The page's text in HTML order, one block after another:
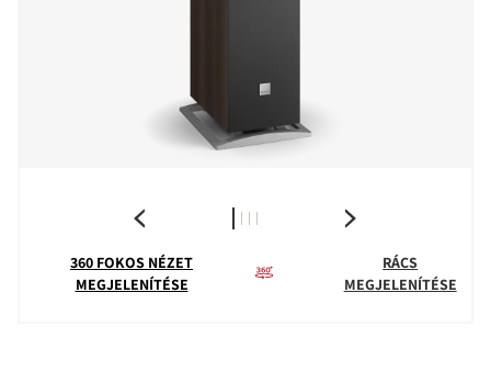
360 FOKOS NÉZET
MEGJELENÍTÉSE
RÁCS
MEGJELENÍTÉSE